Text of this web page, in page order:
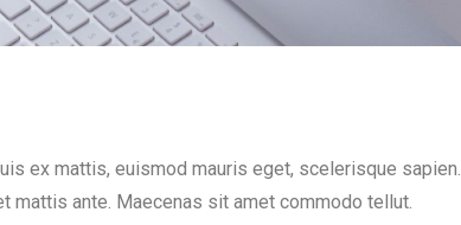
ex mattis, euismod mauris eget, scelerisque sapien.
mattis ante. Maecenas sit amet commodo tellut.